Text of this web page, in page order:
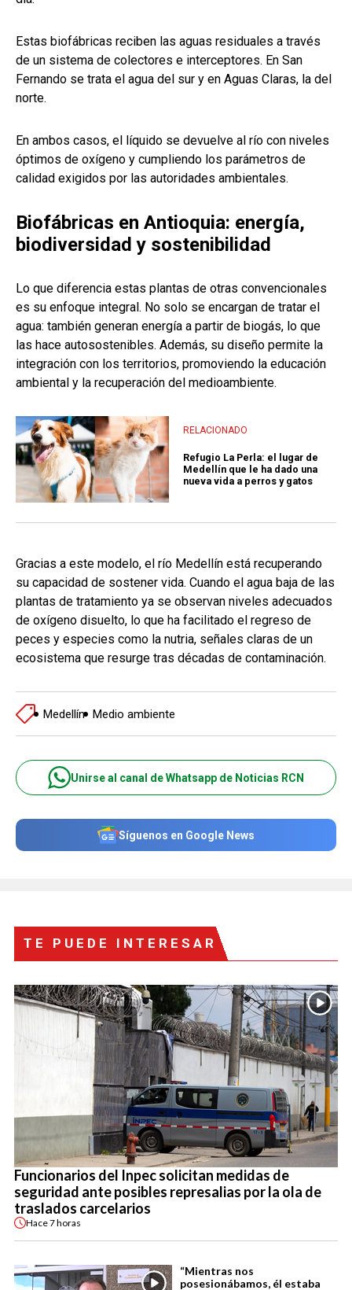
Estas biofábricas reciben las aguas residuales a través
de un sistema de colectores e interceptores. En San
Fernando se trata el agua del sur y en Aguas Claras, la del
norte.
En ambos casos, el líquido se devuelve al río con niveles
óptimos de oxígeno y cumpliendo los parámetros de
calidad exigidos por las autoridades ambientales.
Biofábricas en Antioquia: energía,
biodiversidad y sostenibilidad
Lo que diferencia estas plantas de otras convencionales
es su enfoque integral. No solo se encargan de tratar el
agua: también generan energía a partir de biogás, lo que
las hace autosostenibles. Además, su diseño permite la
integración con los territorios, promoviendo la educación
ambiental y la recuperación del medioambiente.
RELACIONADO
Refugio La Perla: el lugar de
Medellín que le ha dado una
nueva vida a perros y gatos
Gracias a este modelo, el río Medellín está recuperando
su capacidad de sostener vida. Cuando el agua baja de las
plantas de tratamiento ya se observan niveles adecuados
de oxígeno disuelto, lo que ha facilitado el regreso de
peces y especies como la nutria, señales claras de un
ecosistema que resurge tras décadas de contaminación.
Medellín Medio ambiente
Unirse al canal de Whatsapp de Noticias RCN
Síguenos en Google News
TE PUEDE INTERESAR
Funcionarios del Inpec solicitan medidas de
seguridad ante posibles represalias por la ola de
traslados carcelarios
Hace7 horas
“Mientras nos
posesionábamos, él estaba